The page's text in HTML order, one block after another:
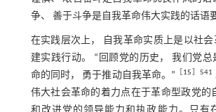
争、 善于斗争是自我革命伟大实践的话语
在实践层次上， 自我革命实质上是以社
建实践行动。 “回顾党的历史， 我们党
命的同时， 勇于推动自我革命。”
15 ］541
伟大社会革命的着力点在于革命型政党的